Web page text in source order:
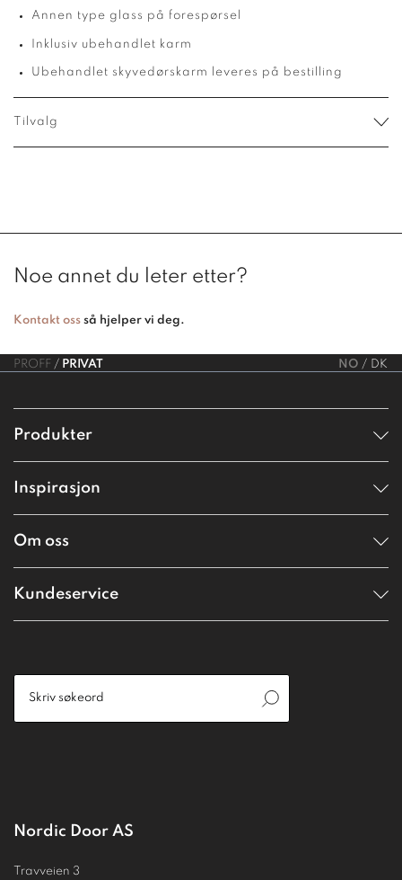
Annen type glass på forespørsel
Inklusiv ubehandlet karm
Ubehandlet skyvedørskarm leveres på bestilling
Tilvalg
Noe annet du leter etter?
Kontakt oss så hjelper vi deg.
PROFF PRIVAT NO DK
Produkter
Inspirasjon
Om oss
Kundeservice
Nordic Door AS
Travveien 3